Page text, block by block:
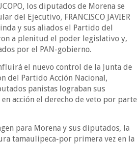
los diputados de Morena se
del Ejecutivo, FRANCISCO JAVIER
y sus aliados el Partido del
a plenitud el poder legislativo y,
por el PAN-gobierno.
el nuevo control de la Junta de
del Partido Acción Nacional,
panistas lograban sus
acción el derecho de veto por parte
para Morena y sus diputados, la
tamaulipeca-por primera vez en la